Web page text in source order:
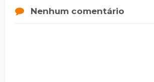
Nenhum comentário